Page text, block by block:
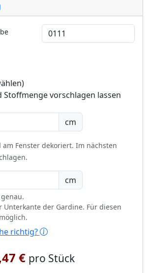
vorschlagen lassen
cm
Fenster dekoriert. Im nächsten
cm
Unterkante der Gardine. Für diesen
richtig?
€ pro Stück